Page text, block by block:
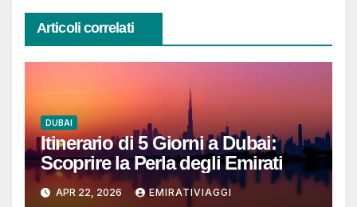
Articoli correlati
DUBAI
Itinerario di 5 Giorni a Dubai:
Scoprire la Perla degli Emirati
APR 22, 2026 EMIRATIVIAGGI